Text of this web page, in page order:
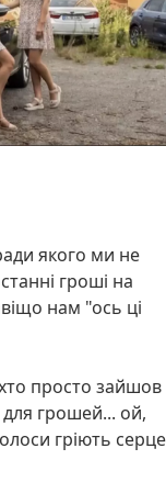
якого ми не
гроші на
нам "ось ці
хто просто зайшов
грошей... ой,
гріють серце